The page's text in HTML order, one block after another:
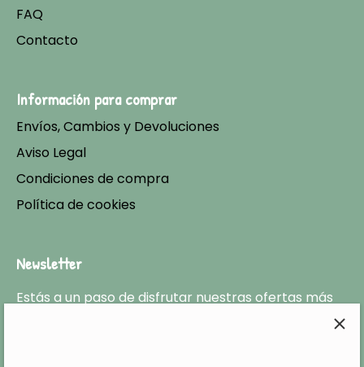
FAQ
Contacto
Información para comprar
Envíos, Cambios y Devoluciones
Aviso Legal
Condiciones de compra
Política de cookies
Newsletter
Estás a un paso de disfrutar nuestras ofertas más